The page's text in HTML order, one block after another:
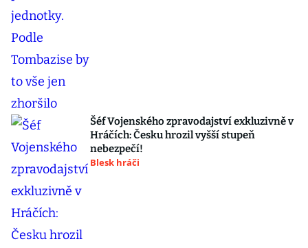
Šéf Vojenského zpravodajství exkluzivně v
Hráčích: Česku hrozil vyšší stupeň
nebezpečí!
Blesk hráči